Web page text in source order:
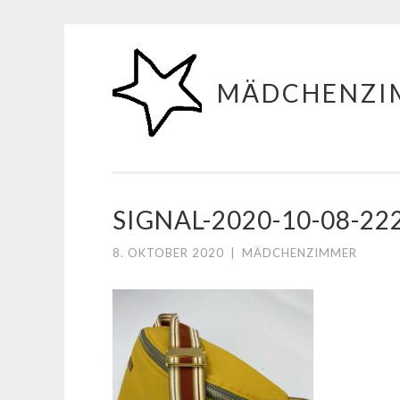
Zum
Inhalt
springen
SIGNAL-2020-10-08-
8. OKTOBER 2020 MÄDCHENZIMMER